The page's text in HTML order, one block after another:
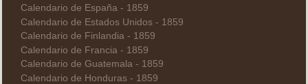
Calendario de España - 1859
Calendario de Estados Unidos - 1859
Calendario de Finlandia - 1859
Calendario de Francia - 1859
Calendario de Guatemala - 1859
Calendario de Honduras - 1859